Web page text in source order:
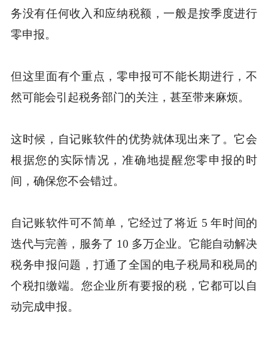
务没有任何收入和应纳税额，一般是按季度进行
零申报。
但这里面有个重点，零申报可不能长期进行，不
然可能会引起税务部门的关注，甚至带来麻烦。
这时候，自记账软件的优势就体现出来了。它会
根据您的实际情况，准确地提醒您零申报的时
间，确保您不会错过。
自记账软件可不简单，它经过了将近 5 年时间的
迭代与完善，服务了 10 多万企业。它能自动解决
税务申报问题，打通了全国的电子税局和税局的
个税扣缴端。您企业所有要报的税，它都可以自
动完成申报。